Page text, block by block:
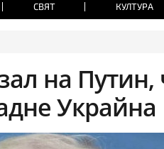
СВЯТ КУЛТУРА
на
Украйна